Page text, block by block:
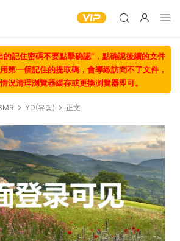
的記住密碼不要點擊确認“，點确認後續的文件
第一個記住的提取碼，會導緻訪問不了文件，
況清理浏覽器緩存或更換浏覽器即可。
YD(유딩) 正文